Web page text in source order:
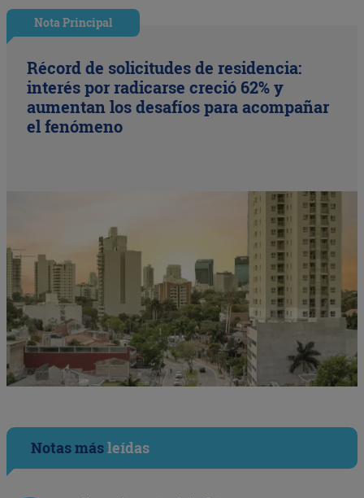
Nota Principal
Récord de solicitudes de residencia:
interés por radicarse creció 62% y
aumentan los desafíos para acompañar
el fenómeno
Notas másleídas